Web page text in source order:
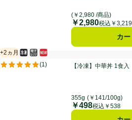
(￥2,980 /商品)
価格
￥2,980税込￥3,219
カ
【冷凍】中華丼 1食入
+2ヵ月
賞味・消費期限保証：2ヵ月
冷凍食品
電子レンジ使用可
新商品
(1)
評価は1件のレビューで5点中5.0点。
【冷凍】中華丼 1食入
355g (￥141/100g)
価格
￥498税込￥538